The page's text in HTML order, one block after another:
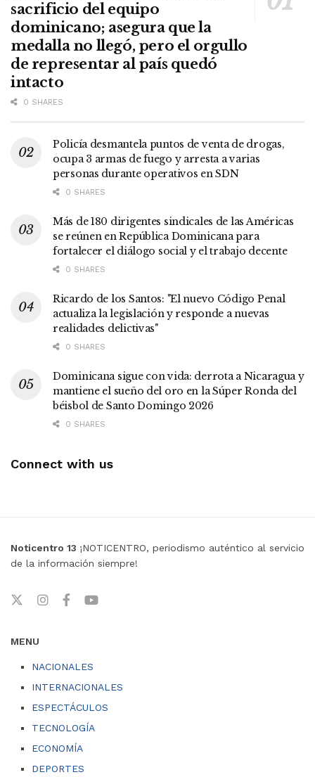
sacrificio del equipo
dominicano; asegura que la
medalla no llegó, pero el orgullo
de representar al país quedó
intacto
0 SHARES
Policía desmantela puntos de venta de drogas,
ocupa 3 armas de fuego y arresta a varias
personas durante operativos en SDN
0 SHARES
Más de 180 dirigentes sindicales de las Américas
se reúnen en República Dominicana para
fortalecer el diálogo social y el trabajo decente
0 SHARES
Ricardo de los Santos: "El nuevo Código Penal
actualiza la legislación y responde a nuevas
realidades delictivas"
0 SHARES
Dominicana sigue con vida: derrota a Nicaragua y
mantiene el sueño del oro en la Súper Ronda del
béisbol de Santo Domingo 2026
0 SHARES
Connect with us
Noticentro 13 ¡NOTICENTRO, periodismo auténtico al servicio
de la información siempre!
MENU
NACIONALES
INTERNACIONALES
ESPECTÁCULOS
TECNOLOGÍA
ECONOMÍA
DEPORTES